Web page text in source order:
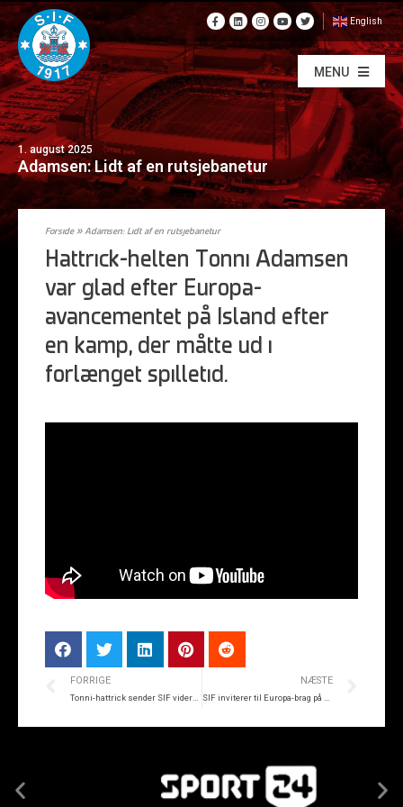
English
MENU
1. august 2025
Adamsen: Lidt af en rutsjebanetur
Forside»Adamsen: Lidt af en rutsjebanetur
Hattrick-helten Tonni Adamsen
var glad efter Europa-
avancementet på Island efter
en kamp, der måtte ud i
forlænget spilletid.
FORRIGE NÆSTE